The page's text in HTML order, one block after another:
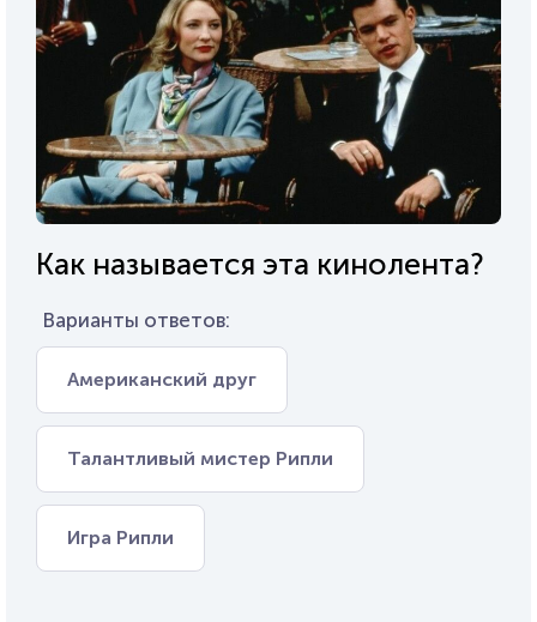
Как называется эта кинолента?
Варианты ответов:
Американский друг
Талантливый мистер Рипли
Игра Рипли